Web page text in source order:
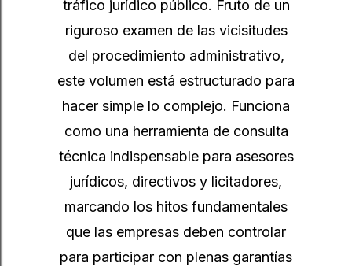
tráfico jurídico público. Fruto de un
riguroso examen de las vicisitudes
del procedimiento administrativo,
este volumen está estructurado para
hacer simple lo complejo. Funciona
como una herramienta de consulta
técnica indispensable para asesores
jurídicos, directivos y licitadores,
marcando los hitos fundamentales
que las empresas deben controlar
para participar con plenas garantías